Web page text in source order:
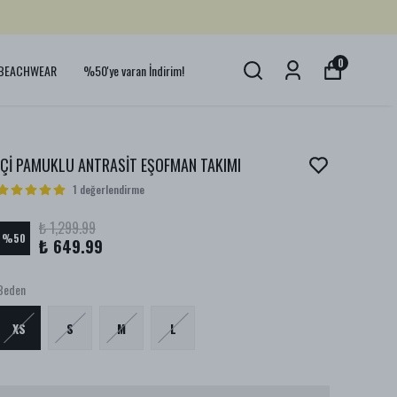
%50'ye varan İndirim! 0
PAMUKLU ANTRASİT EŞOFMAN TAKIMI
1 değerlendirme
%50 ₺ 1,299.99
₺ 649.99
XS S M L